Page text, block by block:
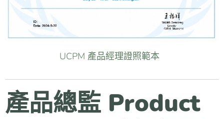
UCPM 產品經理證照範本
產品總監 Product